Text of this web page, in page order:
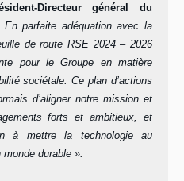
Directeur général du
En parfaite adéquation avec la
de route RSE 2024 – 2026
pour le Groupe en matière
sociétale. Ce plan d’actions
d’aligner notre mission et
forts et ambitieux, et
à mettre la technologie au
durable ».